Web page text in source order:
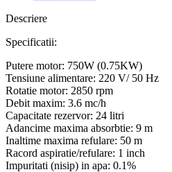
Descriere
Specificatii:
Putere motor: 750W (0.75KW)
Tensiune alimentare: 220 V/ 50 Hz
Rotatie motor: 2850 rpm
Debit maxim: 3.6 mc/h
Capacitate rezervor: 24 litri
Adancime maxima absorbtie: 9 m
Inaltime maxima refulare: 50 m
Racord aspiratie/refulare: 1 inch
Impuritati (nisip) in apa: 0.1%